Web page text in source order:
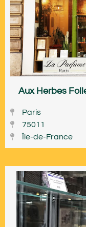
Aux Herbes
Paris
75011
Île-de-France